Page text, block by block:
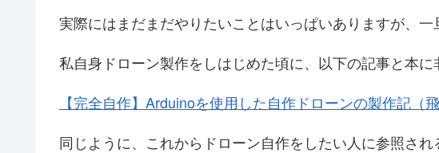
実際にはまだまだやりたいことはいっぱいありますが、一
私自身ドローン製作をしはじめた頃に、以下の記事と本に
【完全自作】Arduinoを使用した自作ドローンの製作記（飛
同じように、これからドローン自作をしたい人に参照さ